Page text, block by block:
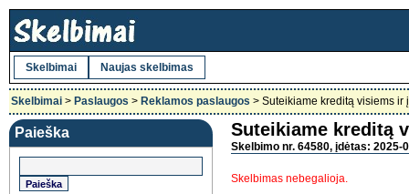
Skelbimai Naujas skelbimas
Skelbimai > Paslaugos > Reklamos paslaugos > Suteikiame kreditą visiems ir
Paieška Suteikiame kreditą
Skelbimo nr. 64580, įdėtas: 2025-
Skelbimas nebegalioja.